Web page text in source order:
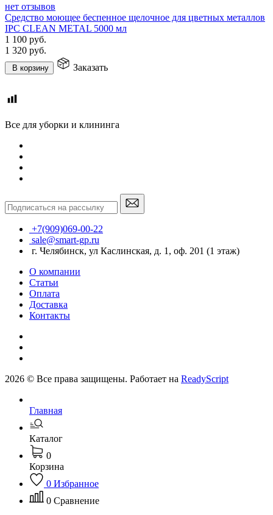
нет отзывов
Средство моющее беспенное щелочное для цветных металлов
IPC CLEAN METAL 5000 мл
1 100 руб.
1 320 руб.
В корзину Заказать
Все для уборки и клининга
+7(909)069-00-22
sale@smart-gp.ru
г. Челябинск, ул Каслинская, д. 1, оф. 201 (1 этаж)
О компании
Статьи
Оплата
Доставка
Контакты
2026 © Все права защищены. Работает на ReadyScript
Главная
Каталог
0
Корзина
0 Избранное
0 Сравнение